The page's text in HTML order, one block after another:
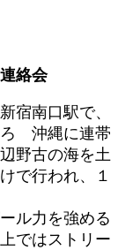
絡会
宿南口駅で、
ろ 沖縄に連帯
野古の海を土
で行われ、１
ル力を強める
ではストリー